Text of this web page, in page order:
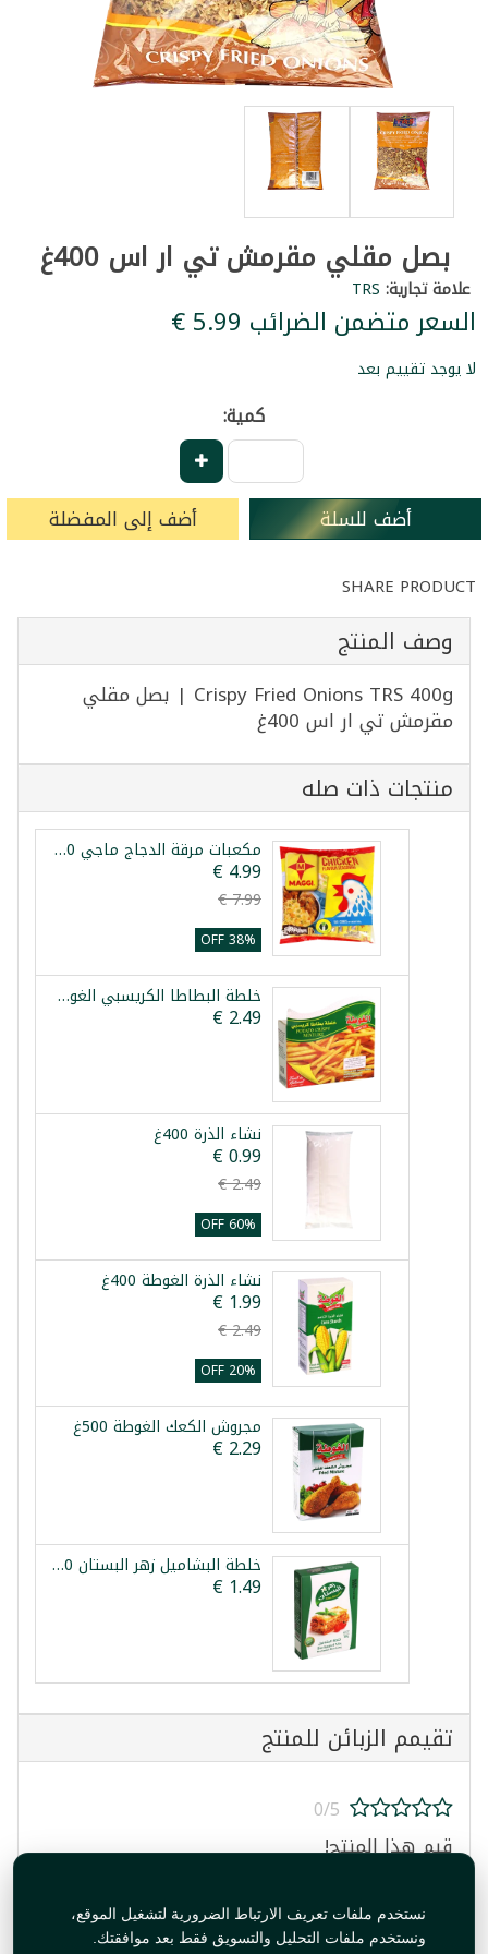
نستخدم ملفات تعريف الارتباط الضرورية لتشغيل الموقع،
ونستخدم ملفات التحليل والتسويق فقط بعد موافقتك.
بصل مقلي مقرمش تي ار اس 400غ
علامة تجارية: TRS
السعر متضمن الضرائب ‏5.99 €
لا يوجد تقييم بعد
كمية:
أضف للسلة أضف إلى المفضلة
SHARE PRODUCT
وصف المنتج
Crispy Fried Onions TRS 400g | بصل مقلي
مقرمش تي ار اس 400غ
منتجات ذات صله
مكعبات مرقة الدجاج ماجي 100 مكعب
38% OFF
خلطة البطاطا الكريسبي الغوطة 100غ
نشاء الذرة 400غ
60% OFF
نشاء الذرة الغوطة 400غ
20% OFF
مجروش الكعك الغوطة 500غ
خلطة البشاميل زهر البستان 80غ
تقيمم الزبائن للمنتج
0/5
قيم هذا المنتج!